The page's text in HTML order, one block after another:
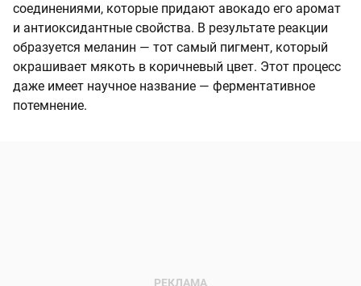
соединениями, которые придают авокадо его аромат
и антиоксидантные свойства. В результате реакции
образуется меланин — тот самый пигмент, который
окрашивает мякоть в коричневый цвет. Этот процесс
даже имеет научное название — ферментативное
потемнение.